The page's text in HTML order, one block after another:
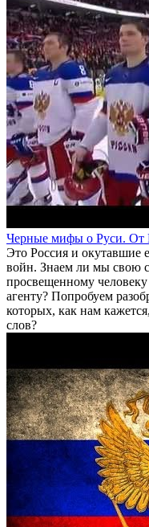
Черные мифы о Руси. От
Это Россия и
войн. Знаем ли мы свою
просвещенному
агенту? Попробуем
которых, как нам
слов?